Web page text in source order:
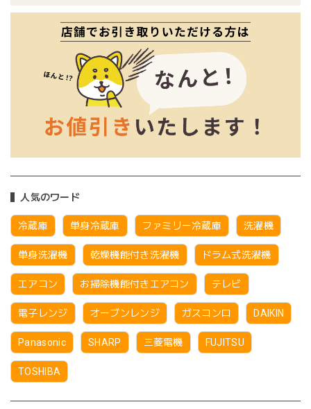
人気のワード
冷蔵庫 単身冷蔵庫 ファミリー冷蔵庫 洗濯機
単身洗濯機 乾燥機能付き洗濯機 ドラム式洗濯機
エアコン お掃除機能付きエアコン テレビ
電子レンジ オーブンレンジ ガスコンロ DAIKIN
Panasonic SHARP 三菱電機 FUJITSU
TOSHIBA